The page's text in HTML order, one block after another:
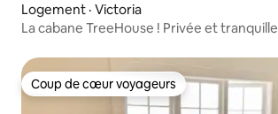
Logement · Victoria
La cabane TreeHouse ! Privée et tranquille
Coup de cœur voyageurs
Coup de cœur voyageurs